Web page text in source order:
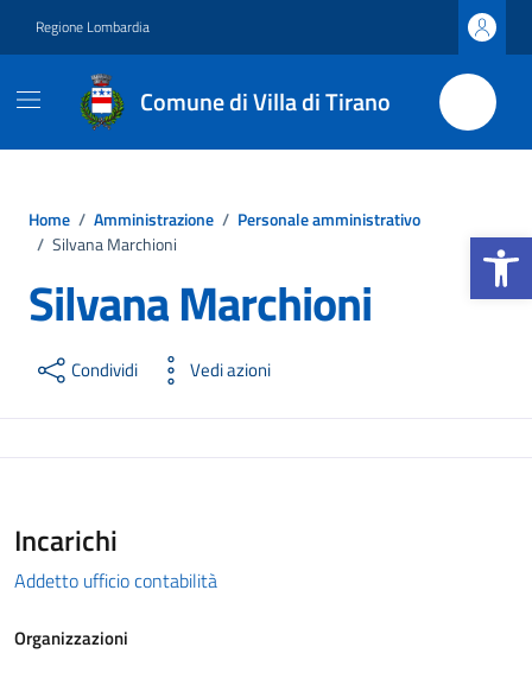
Apri la
Regione Lombardia
Comune di Villa di Tirano
Home / Amministrazione / Personale amministrativo
/ Silvana Marchioni
Silvana Marchioni
Condividi Vedi azioni
Incarichi
Addetto ufficio contabilità
Organizzazioni